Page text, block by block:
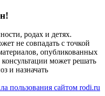
родах и детях.
не совпадать с точкой
опубликованных
может решать
и назначать
пользования сайтом rodi.ru